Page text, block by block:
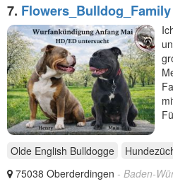
7. Flowers_Bulldog_Family
Olde English Bulldogge
75038 Oberderdingen - Baden-